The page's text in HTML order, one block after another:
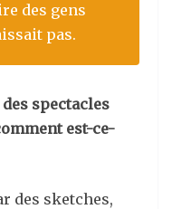
des gens
pas.
spectacles
est-ce-
des sketches,